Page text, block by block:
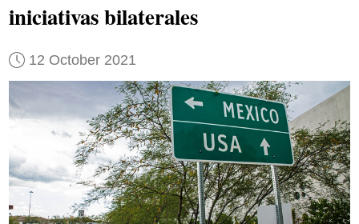
iniciativas bilaterales
12 October 2021